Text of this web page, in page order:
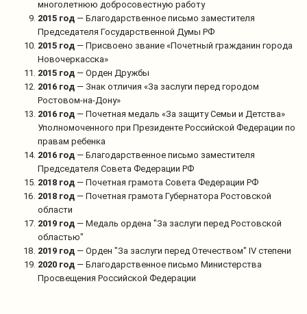
многолетнюю добросовестную работу
2015 год — Благодарственное письмо заместителя
Председателя Государственной Думы РФ
2015 год — Присвоено звание «Почетный гражданин города
Новочеркасска»
2015 год — Орден Дружбы
2016 год — Знак отличия «За заслуги перед городом
Ростовом-на-Дону»
2016 год — Почетная медаль «За защиту Семьи и Детства»
Уполномоченного при Президенте Российской Федерации по
правам ребенка
2016 год — Благодарственное письмо заместителя
Председателя Совета Федерации РФ
2018 год — Почетная грамота Совета Федерации РФ
2018 год — Почетная грамота Губернатора Ростовской
области
2019 год — Медаль ордена "За заслуги перед Ростовской
областью"
2019 год — Орден "За заслуги перед Отечеством" IV степени
2020 год — Благодарственное письмо Министерства
Просвещения Российской Федерации